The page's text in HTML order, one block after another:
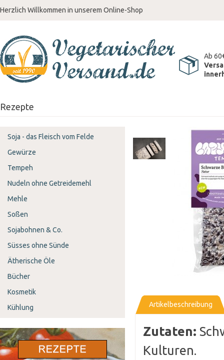
Herzlich Willkommen in unserem Online-Shop
Ab
Rezepte
Artikelbeschreibung
Zutaten:
Kulturen.
Soja - das Fleisch vom Felde
Gewürze
Tempeh
Nudeln ohne Getreidemehl
Mehle
Soßen
Sojabohnen & Co.
Süsses ohne Sünde
Ätherische Öle
Bücher
Kosmetik
Kühlung